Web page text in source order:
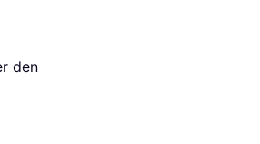
den